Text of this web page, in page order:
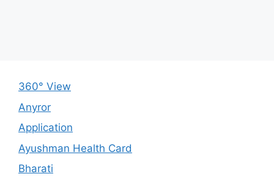
360° View
Anyror
Application
Ayushman Health Card
Bharati